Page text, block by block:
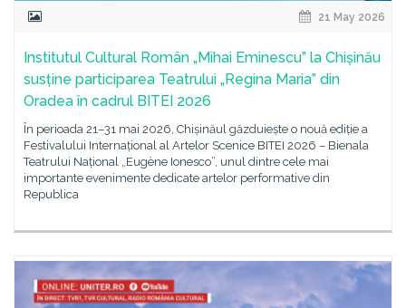
21 May 2026
Institutul Cultural Român „Mihai Eminescu” la Chișinău
susține participarea Teatrului „Regina Maria” din
Oradea în cadrul BITEI 2026
În perioada 21–31 mai 2026, Chișinăul găzduiește o nouă ediție a
Festivalului Internațional al Artelor Scenice BITEI 2026 – Bienala
Teatrului Național „Eugène Ionesco”, unul dintre cele mai
importante evenimente dedicate artelor performative din
Republica